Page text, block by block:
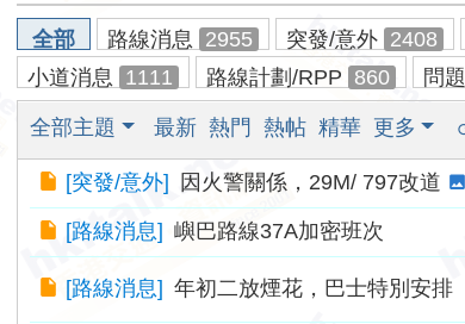
資
訊
網
全部 路線消息 2955 突發/意外 2408
小道消息 1111 路線計劃/RPP 860 問題
全部主題 最新 熱門 熱帖 精華 更多
[突發/意外] 因火警關係，29M/ 797改道
[路線消息] 嶼巴路線37A加密班次
[路線消息] 年初二放煙花，巴士特別安排